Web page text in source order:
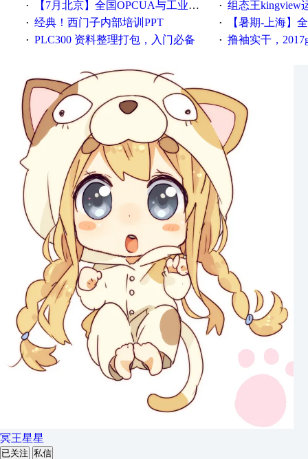
· 【7月北京】全国OPCUA与工业互联技术培训班通知！ · 组态王kingview
· 经典！西门子内部培训PPT · 【暑期-上海】全国工业
· PLC300 资料整理打包，入门必备 · 撸袖实干，2017gongkong®第
冥王星星
已关注 私信